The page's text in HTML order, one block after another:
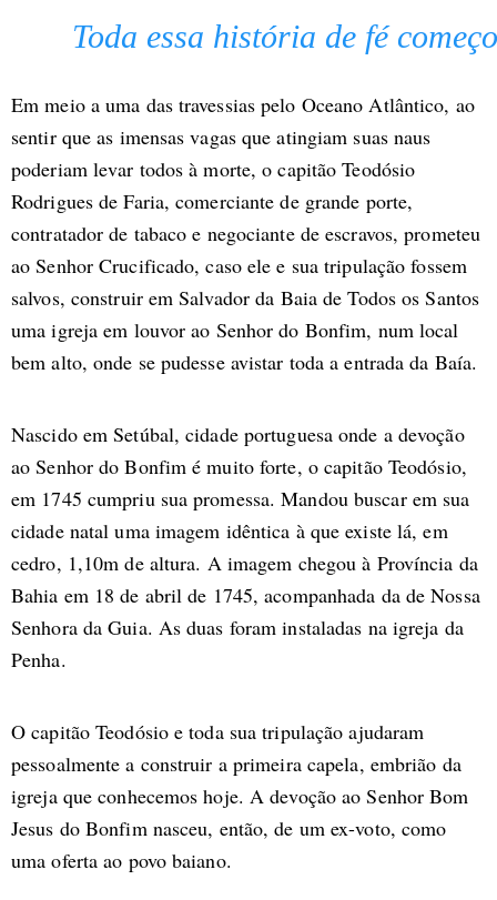
Toda essa história de fé
Em meio a uma das travessias pelo Oceano Atlântico, ao
sentir que as imensas vagas que atingiam suas naus
poderiam levar todos à morte, o capitão Teodósio
Rodrigues de Faria, comerciante de grande porte,
contratador de tabaco e negociante de escravos, prometeu
ao Senhor Crucificado, caso ele e sua tripulação fossem
salvos, construir em Salvador da Baia de Todos os Santos
uma igreja em louvor ao Senhor do Bonfim, num local
bem alto, onde se pudesse avistar toda a entrada da Baía.
Nascido em Setúbal, cidade portuguesa onde a devoção
ao Senhor do Bonfim é muito forte, o capitão Teodósio,
em 1745 cumpriu sua promessa. Mandou buscar em sua
cidade natal uma imagem idêntica à que existe lá, em
cedro, 1,10m de altura. A imagem chegou à Província da
Bahia em 18 de abril de 1745, acompanhada da de Nossa
Senhora da Guia. As duas foram instaladas na igreja da
Penha.
O capitão Teodósio e toda sua tripulação ajudaram
pessoalmente a construir a primeira capela, embrião da
igreja que conhecemos hoje. A devoção ao Senhor Bom
Jesus do Bonfim nasceu, então, de um ex-voto, como
uma oferta ao povo baiano.